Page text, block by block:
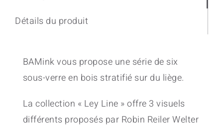
Détails du produit
BAMink vous propose une série de six
sous-verre en bois stratifié sur du liège.
La collection « Ley Line » offre 3 visuels
différents proposés par Robin Reiler Welter